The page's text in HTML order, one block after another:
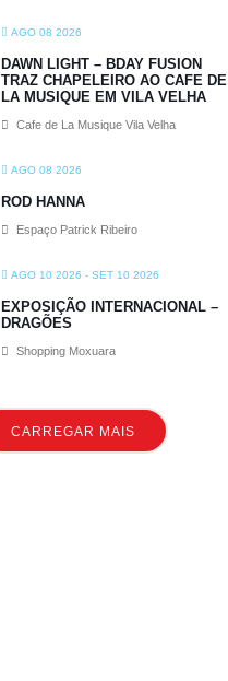
AGO 08 2026
DAWN LIGHT – BDAY FUSION
TRAZ CHAPELEIRO AO CAFE DE
LA MUSIQUE EM VILA VELHA
Cafe de La Musique Vila Velha
AGO 08 2026
ROD HANNA
Espaço Patrick Ribeiro
AGO 10 2026 - SET 10 2026
EXPOSIÇÃO INTERNACIONAL –
DRAGÕES
Shopping Moxuara
CARREGAR MAIS